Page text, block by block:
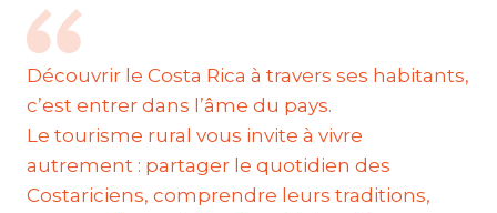
Découvrir le Costa Rica à travers ses habitants,
c’est entrer dans l’âme du pays.
Le tourisme rural vous invite à vivre
autrement : partager le quotidien des
Costariciens, comprendre leurs traditions,